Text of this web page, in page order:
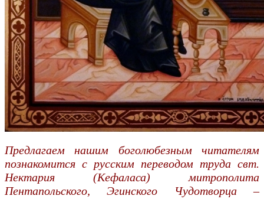
Предлагаем нашим боголюбезным читателям
познакомится с русским переводом труда свт.
Нектария (Кефаласа) митрополита
Пентапольского, Эгинского Чудотворца –